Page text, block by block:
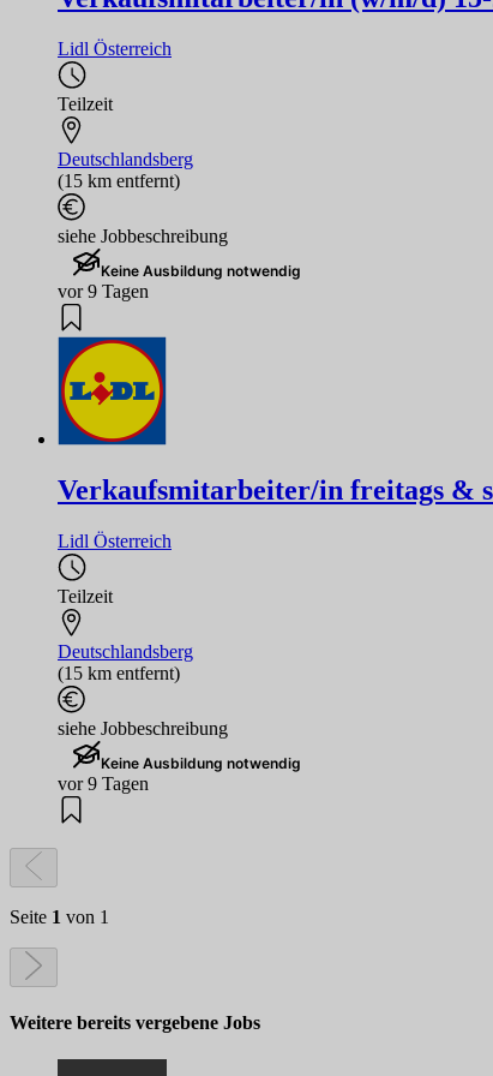
Lidl Österreich
Teilzeit
Deutschlandsberg
(15 km entfernt)
siehe Jobbeschreibung
Keine Ausbildung notwendig
vor 9 Tagen
Verkaufsmitarbeiter/in freitags &
Lidl Österreich
Teilzeit
Deutschlandsberg
(15 km entfernt)
siehe Jobbeschreibung
Keine Ausbildung notwendig
vor 9 Tagen
Seite 1 von 1
Weitere bereits vergebene Jobs